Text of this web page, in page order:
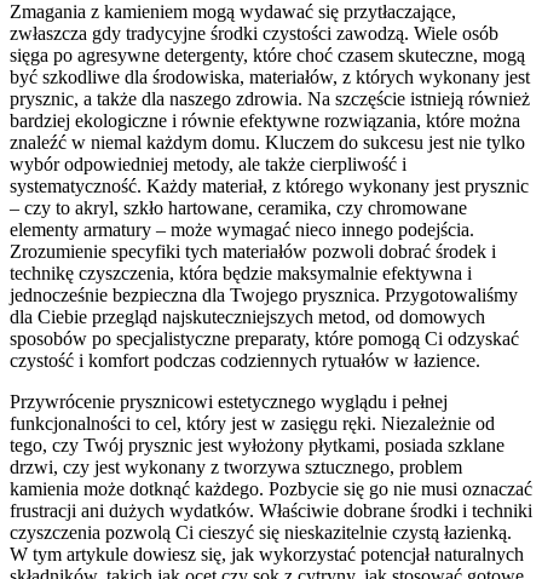
Zmagania z kamieniem mogą wydawać się przytłaczające,
zwłaszcza gdy tradycyjne środki czystości zawodzą. Wiele osób
sięga po agresywne detergenty, które choć czasem skuteczne, mogą
być szkodliwe dla środowiska, materiałów, z których wykonany jest
prysznic, a także dla naszego zdrowia. Na szczęście istnieją również
bardziej ekologiczne i równie efektywne rozwiązania, które można
znaleźć w niemal każdym domu. Kluczem do sukcesu jest nie tylko
wybór odpowiedniej metody, ale także cierpliwość i
systematyczność. Każdy materiał, z którego wykonany jest prysznic
– czy to akryl, szkło hartowane, ceramika, czy chromowane
elementy armatury – może wymagać nieco innego podejścia.
Zrozumienie specyfiki tych materiałów pozwoli dobrać środek i
technikę czyszczenia, która będzie maksymalnie efektywna i
jednocześnie bezpieczna dla Twojego prysznica. Przygotowaliśmy
dla Ciebie przegląd najskuteczniejszych metod, od domowych
sposobów po specjalistyczne preparaty, które pomogą Ci odzyskać
czystość i komfort podczas codziennych rytuałów w łazience.
Przywrócenie prysznicowi estetycznego wyglądu i pełnej
funkcjonalności to cel, który jest w zasięgu ręki. Niezależnie od
tego, czy Twój prysznic jest wyłożony płytkami, posiada szklane
drzwi, czy jest wykonany z tworzywa sztucznego, problem
kamienia może dotknąć każdego. Pozbycie się go nie musi oznaczać
frustracji ani dużych wydatków. Właściwie dobrane środki i techniki
czyszczenia pozwolą Ci cieszyć się nieskazitelnie czystą łazienką.
W tym artykule dowiesz się, jak wykorzystać potencjał naturalnych